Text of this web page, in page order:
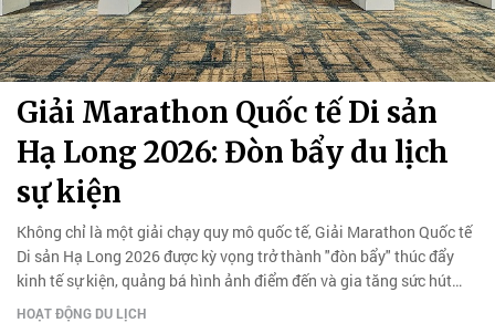
Giải Marathon Quốc tế Di sản
Hạ Long 2026: Đòn bẩy du lịch
sự kiện
Không chỉ là một giải chạy quy mô quốc tế, Giải Marathon Quốc tế
Di sản Hạ Long 2026 được kỳ vọng trở thành "đòn bẩy" thúc đẩy
kinh tế sự kiện, quảng bá hình ảnh điểm đến và gia tăng sức hút
cho du lịch Quảng Ninh.
HOẠT ĐỘNG DU LỊCH